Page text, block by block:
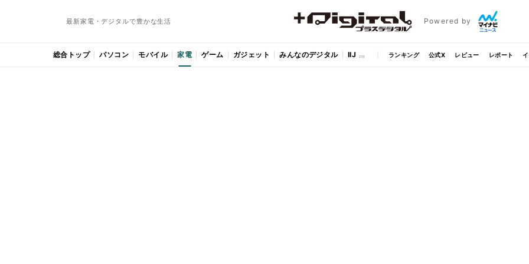
最新家電・デジタルで豊かな生活 Powered by
総合トップ パソコン モバイル 家電 ゲーム ガジェット みんなのデジタル IIJ ランキング 公式X レビュー レポート